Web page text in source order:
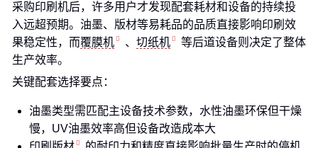
采购印刷机后，许多用户才发现配套耗材和设备的持续投
入远超预期。油墨、版材等易耗品的品质直接影响印刷效
果稳定性，而覆膜机 、 切纸机
等后道设备则决定了整体
生产效率。
关键配套选择要点：
油墨类型需匹配主设备技术参数，水性油墨环保但干燥
慢，UV油墨效率高但设备改造成本大